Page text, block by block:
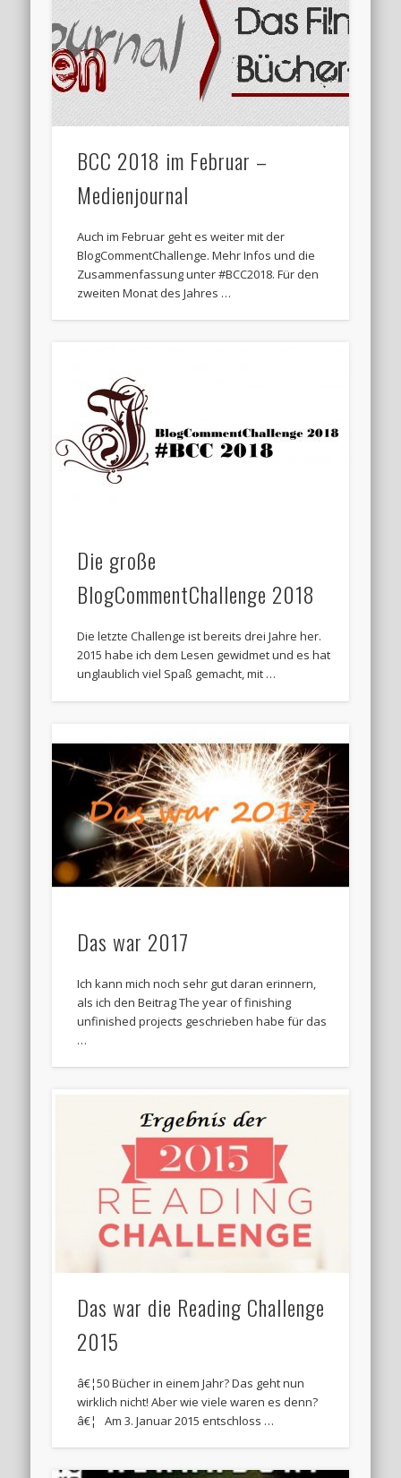
BCC 2018 im Februar –
Medienjournal
Auch im Februar geht es weiter mit der
BlogCommentChallenge. Mehr Infos und die
Zusammenfassung unter #BCC2018. Für den
zweiten Monat des Jahres …
Die große
BlogCommentChallenge 2018
Die letzte Challenge ist bereits drei Jahre her.
2015 habe ich dem Lesen gewidmet und es hat
unglaublich viel Spaß gemacht, mit …
Das war 2017
Ich kann mich noch sehr gut daran erinnern,
als ich den Beitrag The year of finishing
unfinished projects geschrieben habe für das
…
Das war die Reading Challenge
2015
â€¦50 Bücher in einem Jahr? Das geht nun
wirklich nicht! Aber wie viele waren es denn?
â€¦ Am 3. Januar 2015 entschloss …